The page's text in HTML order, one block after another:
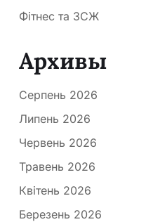
Фітнес та ЗСЖ
Архивы
Серпень 2026
Липень 2026
Червень 2026
Травень 2026
Квітень 2026
Березень 2026